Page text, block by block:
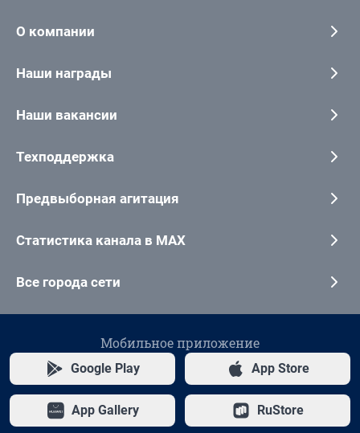
О компании
Наши награды
Наши вакансии
Техподдержка
Предвыборная агитация
Статистика канала в MAX
Все города сети
Мобильное приложение
Google Play App Store
App Gallery RuStore